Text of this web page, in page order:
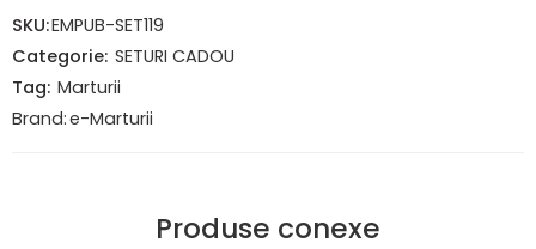
SKU:EMPUB-SET119
Categorie: SETURI CADOU
Tag: Marturii
Brand:e-Marturii
Produse conexe